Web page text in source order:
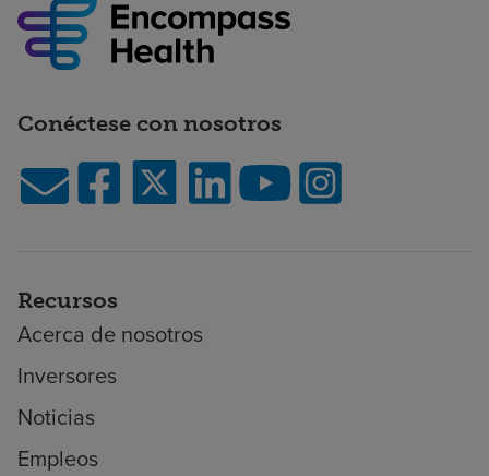
Conéctese con nosotros
Recursos
Acerca de nosotros
Inversores
Noticias
Empleos